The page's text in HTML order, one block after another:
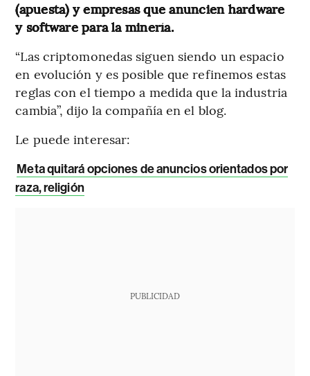
(apuesta) y empresas que anuncien hardware
y software para la minería.
“Las criptomonedas siguen siendo un espacio
en evolución y es posible que refinemos estas
reglas con el tiempo a medida que la industria
cambia”, dijo la compañía en el blog.
Le puede interesar:
Meta quitará opciones de anuncios orientados por
raza, religión
PUBLICIDAD